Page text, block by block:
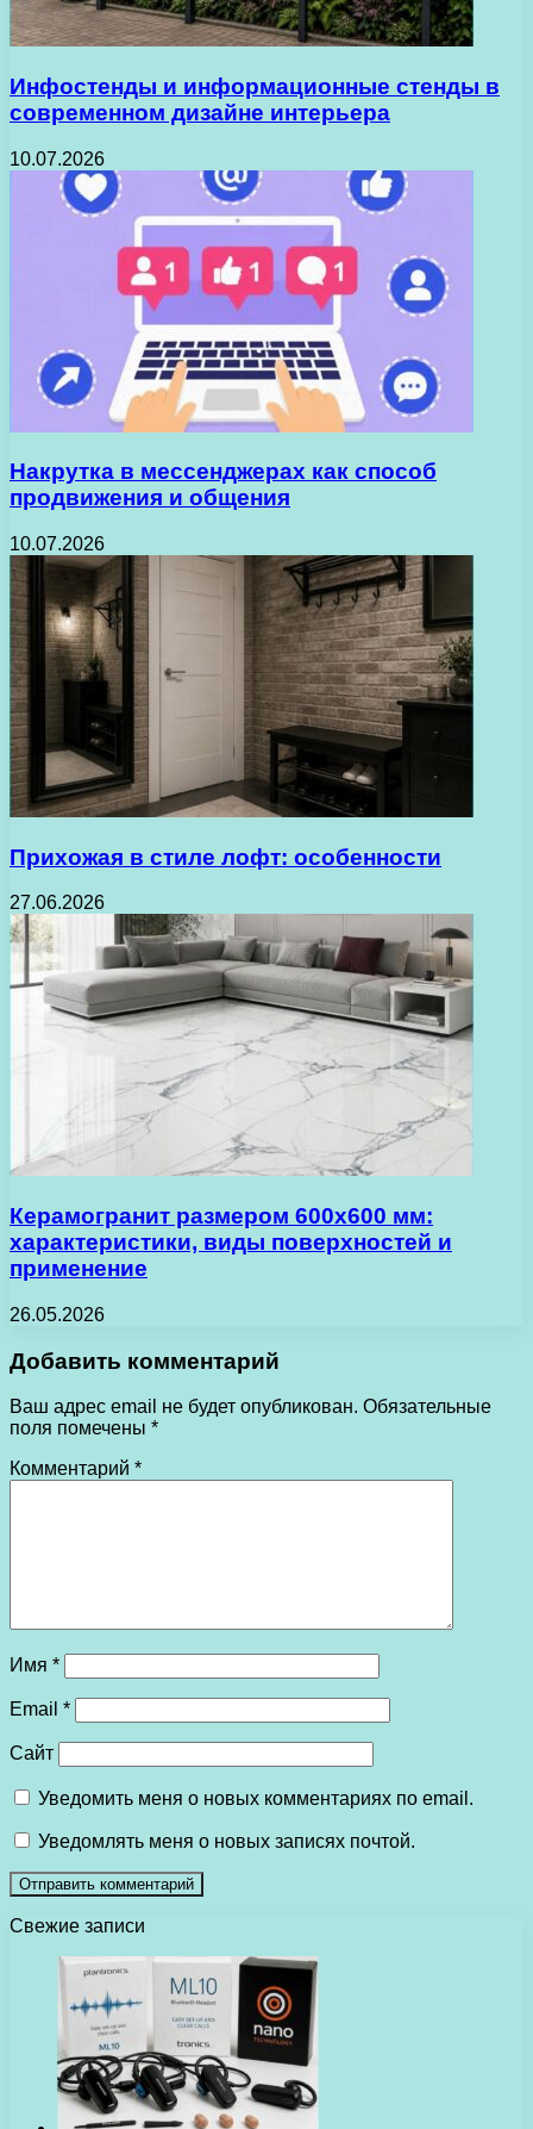
Инфостенды и информационные стенды в
современном дизайне интерьера
10.07.2026
Накрутка в мессенджерах как способ
продвижения и общения
10.07.2026
Прихожая в стиле лофт: особенности
27.06.2026
Керамогранит размером 600х600 мм:
характеристики, виды поверхностей и
применение
26.05.2026
Добавить комментарий
Ваш адрес email не будет опубликован. Обязательные
поля помечены *
Комментарий *
Имя *
Email *
Сайт
Уведомить меня о новых комментариях по email.
Уведомлять меня о новых записях почтой.
Свежие записи